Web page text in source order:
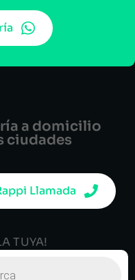
a domicilio
ciudades
Llamada
TUYA!